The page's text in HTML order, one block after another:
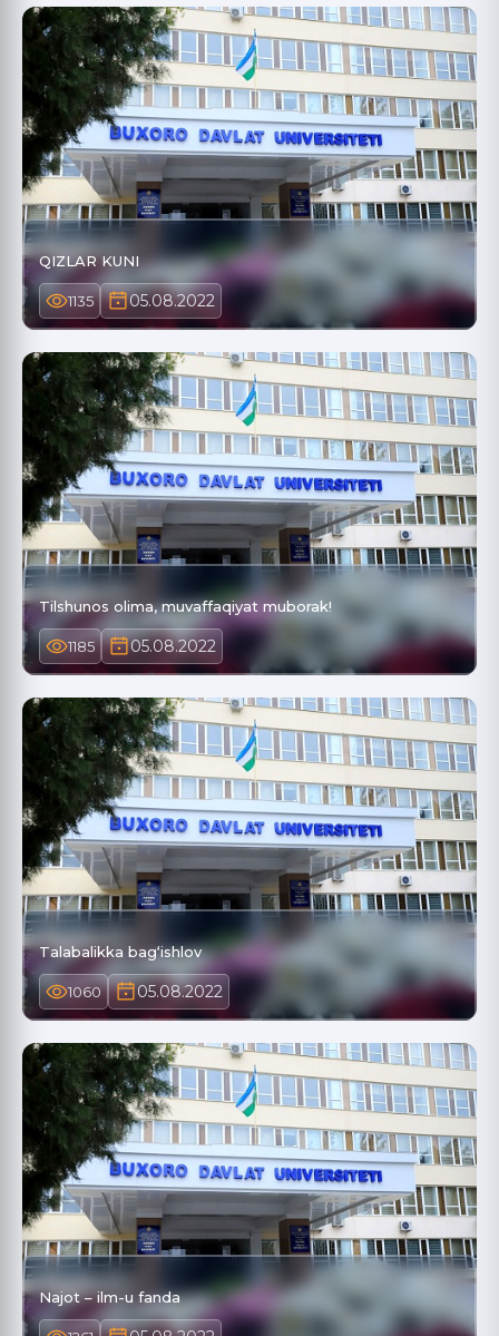
QIZLAR KUNI
1135 05.08.2022
Tilshunos olima, muvaffaqiyat muborak!
1185 05.08.2022
Talabalikka bag‘ishlov
1060 05.08.2022
Najot – ilm-u fanda